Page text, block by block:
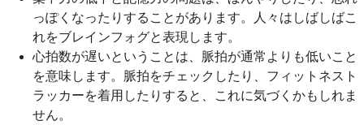
っぽくなったりすることがあります。人々はしばしばこ
れをブレインフォグと表現します。
心拍数が遅いということは、脈拍が通常よりも低いこと
を意味します。脈拍をチェックしたり、フィットネスト
ラッカーを着用したりすると、これに気づくかもしれま
せん。